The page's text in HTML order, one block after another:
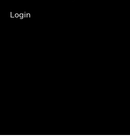
Login